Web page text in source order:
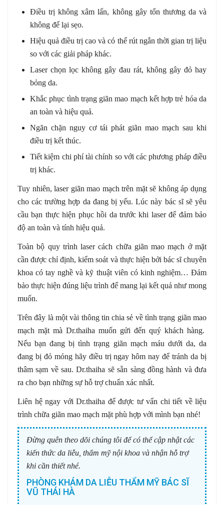
Điều trị không xâm lấn, không gây tổn thương da và
không để lại sẹo.
Hiệu quả điều trị cao và có thể rút ngắn thời gian trị liệu
so với các giải pháp khác.
Laser chọn lọc không gây đau rát, không gây đỏ hay
bỏng da.
Khắc phục tình trạng giãn mao mạch kết hợp trẻ hóa da
an toàn và hiệu quả.
Ngăn chặn nguy cơ tái phát giãn mao mạch sau khi
điều trị kết thúc.
Tiết kiệm chi phí tài chính so với các phương pháp điều
trị khác.
Tuy nhiên, laser giãn mao mạch trên mặt sẽ không áp dụng
cho các trường hợp da đang bị yếu. Lúc này bác sĩ sẽ yêu
cầu bạn thực hiện phục hồi da trước khi laser để đảm bảo
độ an toàn và tính hiệu quả.
Toàn bộ quy trình laser cách chữa giãn mao mạch ở mặt
cần được chỉ định, kiểm soát và thực hiện bởi bác sĩ chuyên
khoa có tay nghề và kỹ thuật viên có kinh nghiệm… Đảm
bảo thực hiện đúng liệu trình để mang lại kết quả như mong
muốn.
Trên đây là một vài thông tin chia sẻ về tình trạng giãn mao
mạch mặt mà Dr.thaiha muốn gửi đến quý khách hàng.
Nếu bạn đang bị tình trạng giãn mạch máu dưới da, da
đang bị đỏ mỏng hãy điều trị ngay hôm nay để tránh da bị
thâm sạm về sau. Dr.thaiha sẽ sẵn sàng đồng hành và đưa
ra cho bạn những sự hỗ trợ chuẩn xác nhất.
Liên hệ ngay với Dr.thaiha để được tư vấn chi tiết về liệu
trình chữa giãn mao mạch mặt phù hợp với mình bạn nhé!
Đừng quên theo dõi chúng tôi để có thể cập nhật các
kiến thức da liễu, thẩm mỹ nội khoa và nhận hỗ trợ
khi cần thiết nhé.
PHÒNG KHÁM DA LIỄU THẨM MỸ BÁC SĨ
VŨ THÁI HÀ